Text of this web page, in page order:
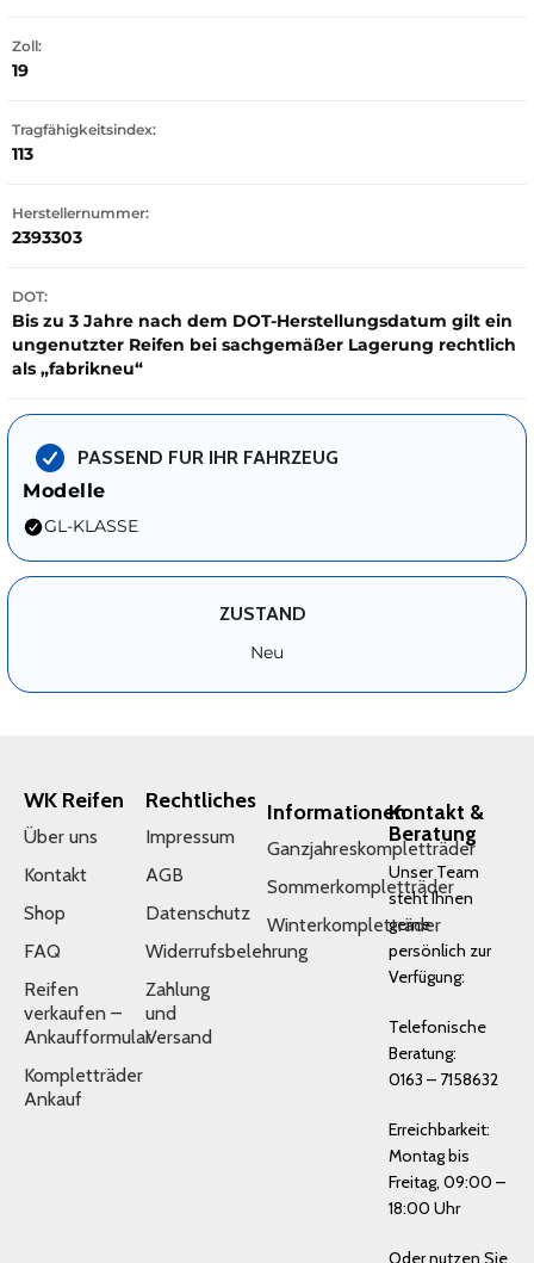
Zoll:
19
Tragfähigkeitsindex:
113
Herstellernummer:
2393303
DOT:
Bis zu 3 Jahre nach dem DOT-Herstellungsdatum gilt ein
ungenutzter Reifen bei sachgemäßer Lagerung rechtlich
als „fabrikneu“
PASSEND FUR IHR FAHRZEUG
Modelle
GL-KLASSE
ZUSTAND
Neu
WK Reifen
Über uns
Kontakt
Shop
FAQ
Reifen
verkaufen –
Ankaufformular
Kompletträder
Ankauf
Rechtliches
Impressum
AGB
Datenschutz
Widerrufsbelehrung
Zahlung
und
Versand
Informationen
Ganzjahreskompletträder
Sommerkompletträder
Winterkompletträder
Kontakt &
Beratung
Unser Team
steht Ihnen
gerne
persönlich zur
Verfügung:
Telefonische
Beratung:
0163 – 7158632
Erreichbarkeit:
Montag bis
Freitag, 09:00 –
18:00 Uhr
Oder nutzen Sie